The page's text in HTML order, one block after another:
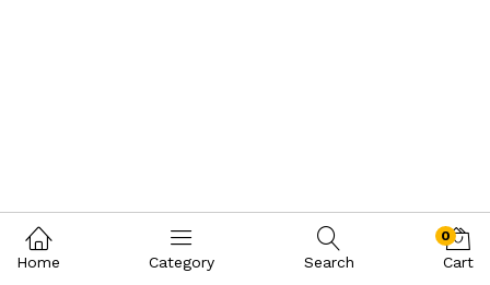
Home Category Search
0
Cart